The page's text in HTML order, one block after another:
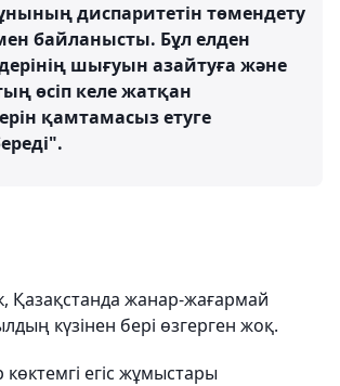
диспаритетін төмендету
байланысты. Бұл елден
шығуын азайтуға және
өсіп келе жатқан
қамтамасыз етуге
Қазақстанда жанар-жағармай
күзінен бері өзгерген жоқ.
егіс жұмыстары